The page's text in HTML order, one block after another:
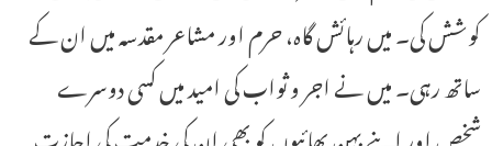
کوشش کی۔ میں رہائش گاہ، حرم اور مشاعر مقدسہ میں ان کے
ساتھ رہی۔ میں نے اجر و ثواب کی امید میں کسی دوسرے